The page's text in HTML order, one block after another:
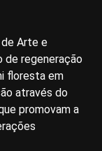
de Arte e
de regeneração
floresta em
através do
promovam a